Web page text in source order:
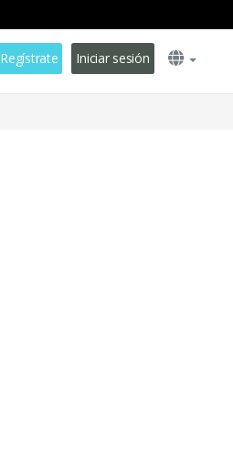
Regístrate Iniciar sesión